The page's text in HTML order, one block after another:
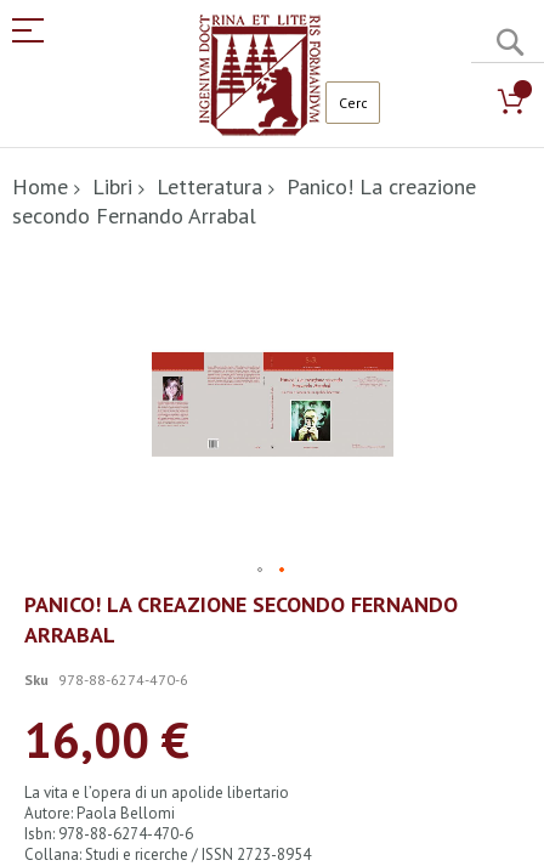
al
contenuto
Home Libri Letteratura
Panico! La creazione
secondo Fernando Arrabal
Vai
all'inizio
della
di
PANICO! LA CREAZIONE SECONDO FERNANDO
ARRABAL
Sku 978-88-6274-470-6
16,00 €
La vita e l’opera di un apolide libertario
Autore: Paola Bellomi
Isbn: 978-88-6274-470-6
Collana: Studi e ricerche / ISSN 2723-8954